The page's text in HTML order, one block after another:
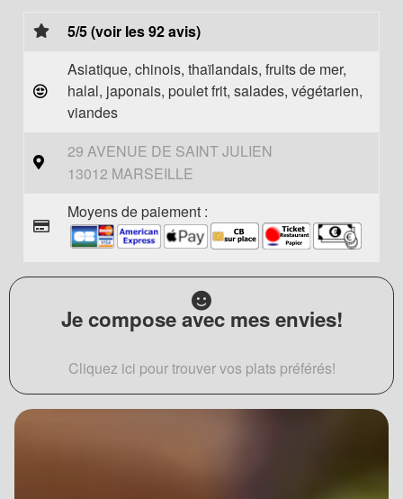
5/5 (voir les 92 avis)
Asiatique, chinois, thaïlandais, fruits de mer,
halal, japonais, poulet frit, salades, végétarien,
viandes
29 AVENUE DE SAINT JULIEN
13012 MARSEILLE
Moyens de paiement :
Je compose avec mes envies!
Cliquez ici pour trouver vos plats préférés!